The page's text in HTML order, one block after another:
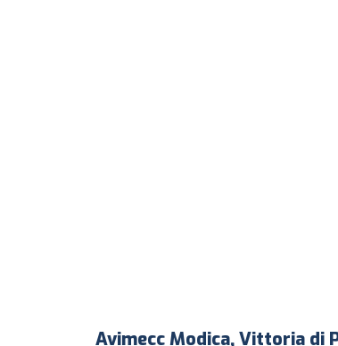
Avimecc Modica, Vittoria di